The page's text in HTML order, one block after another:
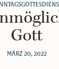
Gott
MÄRZ 20, 2022